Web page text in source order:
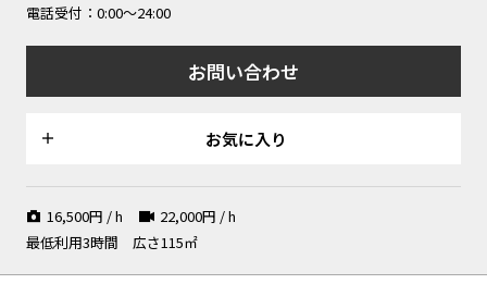
外観の白壁 屋外のような屋内 4tトラックや大型車も入る倉庫 光と影 物撮りも人物撮影も
ミュージックビデオや特殊撮影
ブルーグリーンのベンチ
電話受付：0:00〜24:00
お問い合わせ
お気に入り
16,500円 / h 22,000円 / h
最低利用3時間
広さ115㎡